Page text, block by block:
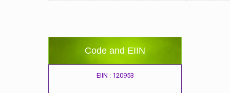
Code and EIIN
EIIN : 120953